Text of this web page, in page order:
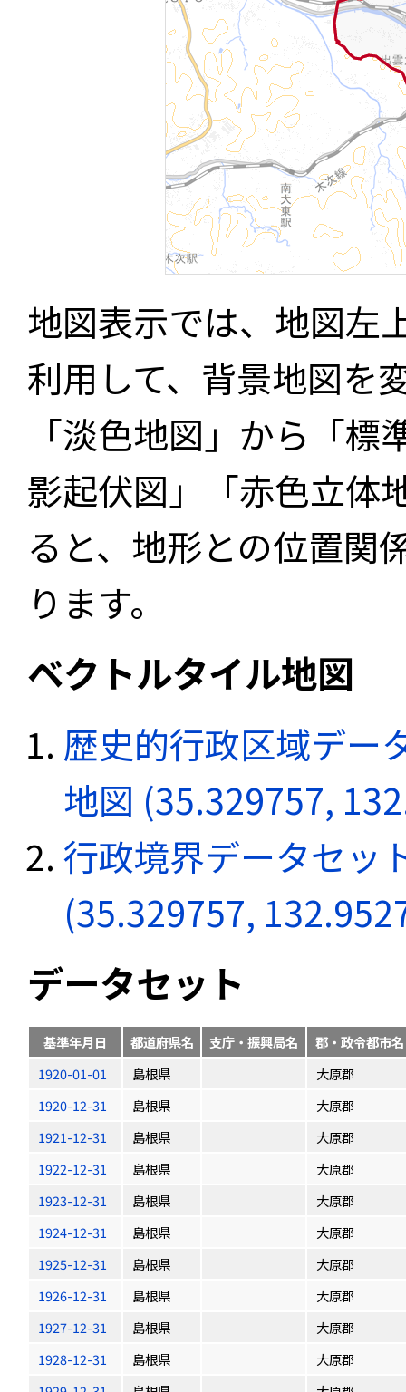
地図表示では、地図左
利用して、背景地図を
「淡色地図」から「
影起伏図」「赤色立体
ると、地形との位置関
ります。
ベクトルタイル地図
歴史的行政区域デー
地図 (35.329757,
行政境界データセッ
(35.329757,
データセット
基準年月日 都道府県名 支庁・振興局名
郡・政令都市名
1920-01-01
島根県
大原郡
1920-12-31
島根県
大原郡
1921-12-31
島根県
大原郡
1922-12-31
島根県
大原郡
1923-12-31
島根県
大原郡
1924-12-31
島根県
大原郡
1925-12-31
島根県
大原郡
1926-12-31
島根県
大原郡
1927-12-31
島根県
大原郡
1928-12-31
島根県
大原郡